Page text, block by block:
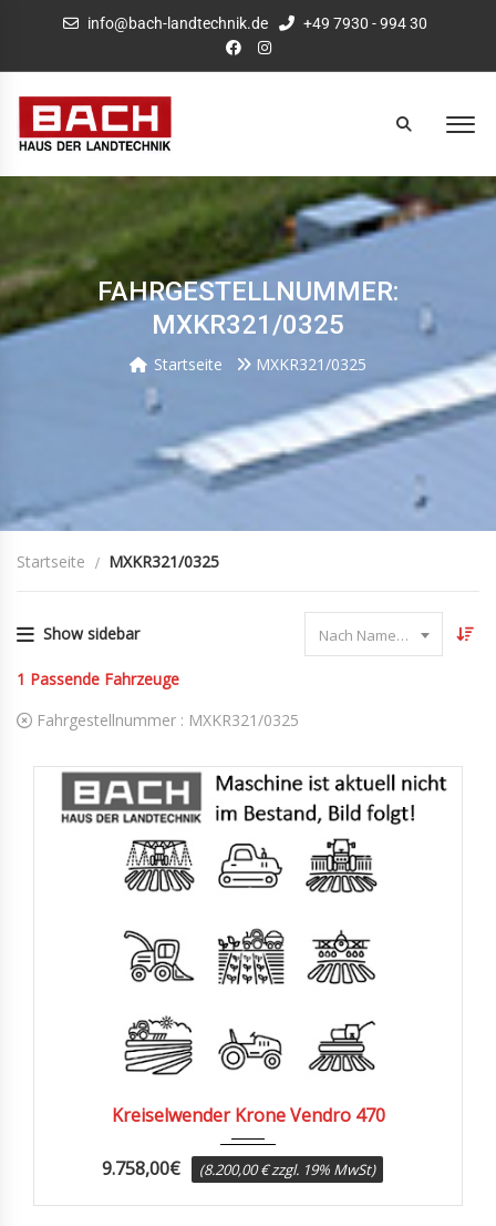
info@bach-landtechnik.de +49 7930 - 994 30
FAHRGESTELLNUMMER:
MXKR321/0325
Startseite MXKR321/0325
Startseite MXKR321/0325
Show sidebar Nach Name sortieren
1 Passende Fahrzeuge
Fahrgestellnummer : MXKR321/0325
Kreiselwender Krone Vendro 470
9.758,00€ (8.200,00 € zzgl. 19% MwSt)